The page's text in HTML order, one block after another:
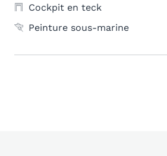
Cockpit en teck
Peinture sous-marine